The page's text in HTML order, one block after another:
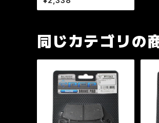
ジェスティ マグザム【クリック
ポスト発送可能】
同じカテゴリの